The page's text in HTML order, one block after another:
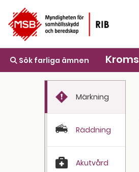
Sök farliga ämnen
Märkning
Räddning
Akutvård